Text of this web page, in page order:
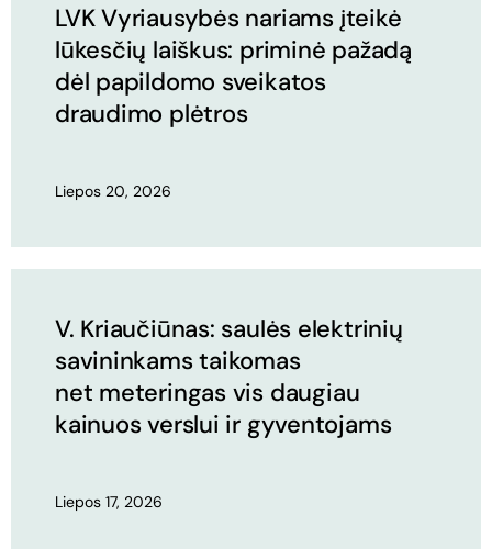
LVK Vyriausybės nariams įteikė
lūkesčių laiškus: priminė pažadą
dėl papildomo sveikatos
draudimo plėtros
Liepos 20, 2026
V. Kriaučiūnas: saulės elektrinių
savininkams taikomas
net meteringas vis daugiau
kainuos verslui ir gyventojams
Liepos 17, 2026